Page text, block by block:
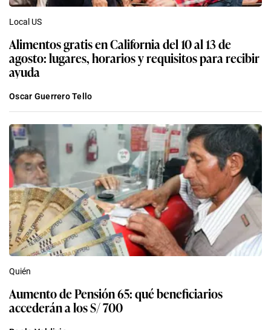
Local US
Alimentos gratis en California del 10 al 13 de
agosto: lugares, horarios y requisitos para recibir
ayuda
Oscar Guerrero Tello
Quién
Aumento de Pensión 65: qué beneficiarios
accederán a los S/ 700